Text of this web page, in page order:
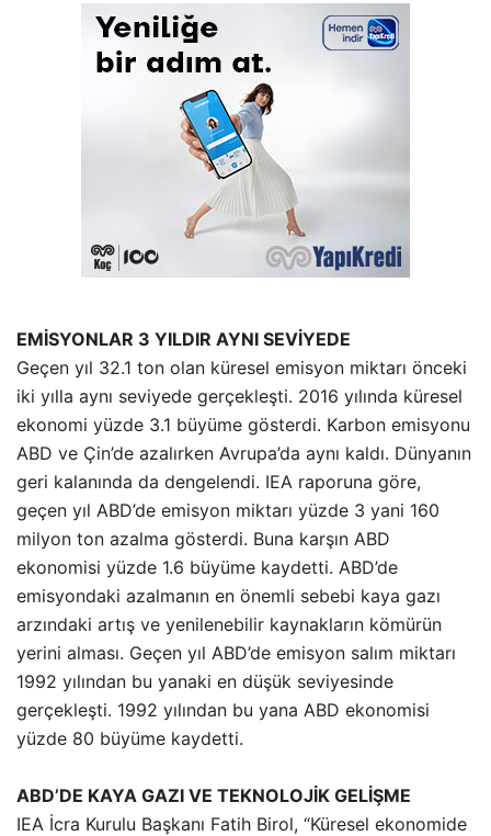
EMİSYONLAR 3 YILDIR AYNI SEVİYEDE
Geçen yıl 32.1 ton olan küresel emisyon miktarı önceki
iki yılla aynı seviyede gerçekleşti. 2016 yılında küresel
ekonomi yüzde 3.1 büyüme gösterdi. Karbon emisyonu
ABD ve Çin’de azalırken Avrupa’da aynı kaldı. Dünyanın
geri kalanında da dengelendi. IEA raporuna göre,
geçen yıl ABD’de emisyon miktarı yüzde 3 yani 160
milyon ton azalma gösterdi. Buna karşın ABD
ekonomisi yüzde 1.6 büyüme kaydetti. ABD’de
emisyondaki azalmanın en önemli sebebi kaya gazı
arzındaki artış ve yenilenebilir kaynakların kömürün
yerini alması. Geçen yıl ABD’de emisyon salım miktarı
1992 yılından bu yanaki en düşük seviyesinde
gerçekleşti. 1992 yılından bu yana ABD ekonomisi
yüzde 80 büyüme kaydetti.
ABD’DE KAYA GAZI VE TEKNOLOJİK GELİŞME
IEA İcra Kurulu Başkanı Fatih Birol, “Küresel ekonomide